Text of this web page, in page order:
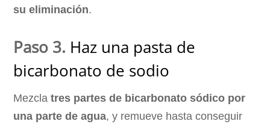
su eliminación.
Paso 3. Haz una pasta de
bicarbonato de sodio
Mezclatres partes de bicarbonato sódico por
una parte de agua, y remueve hasta conseguir